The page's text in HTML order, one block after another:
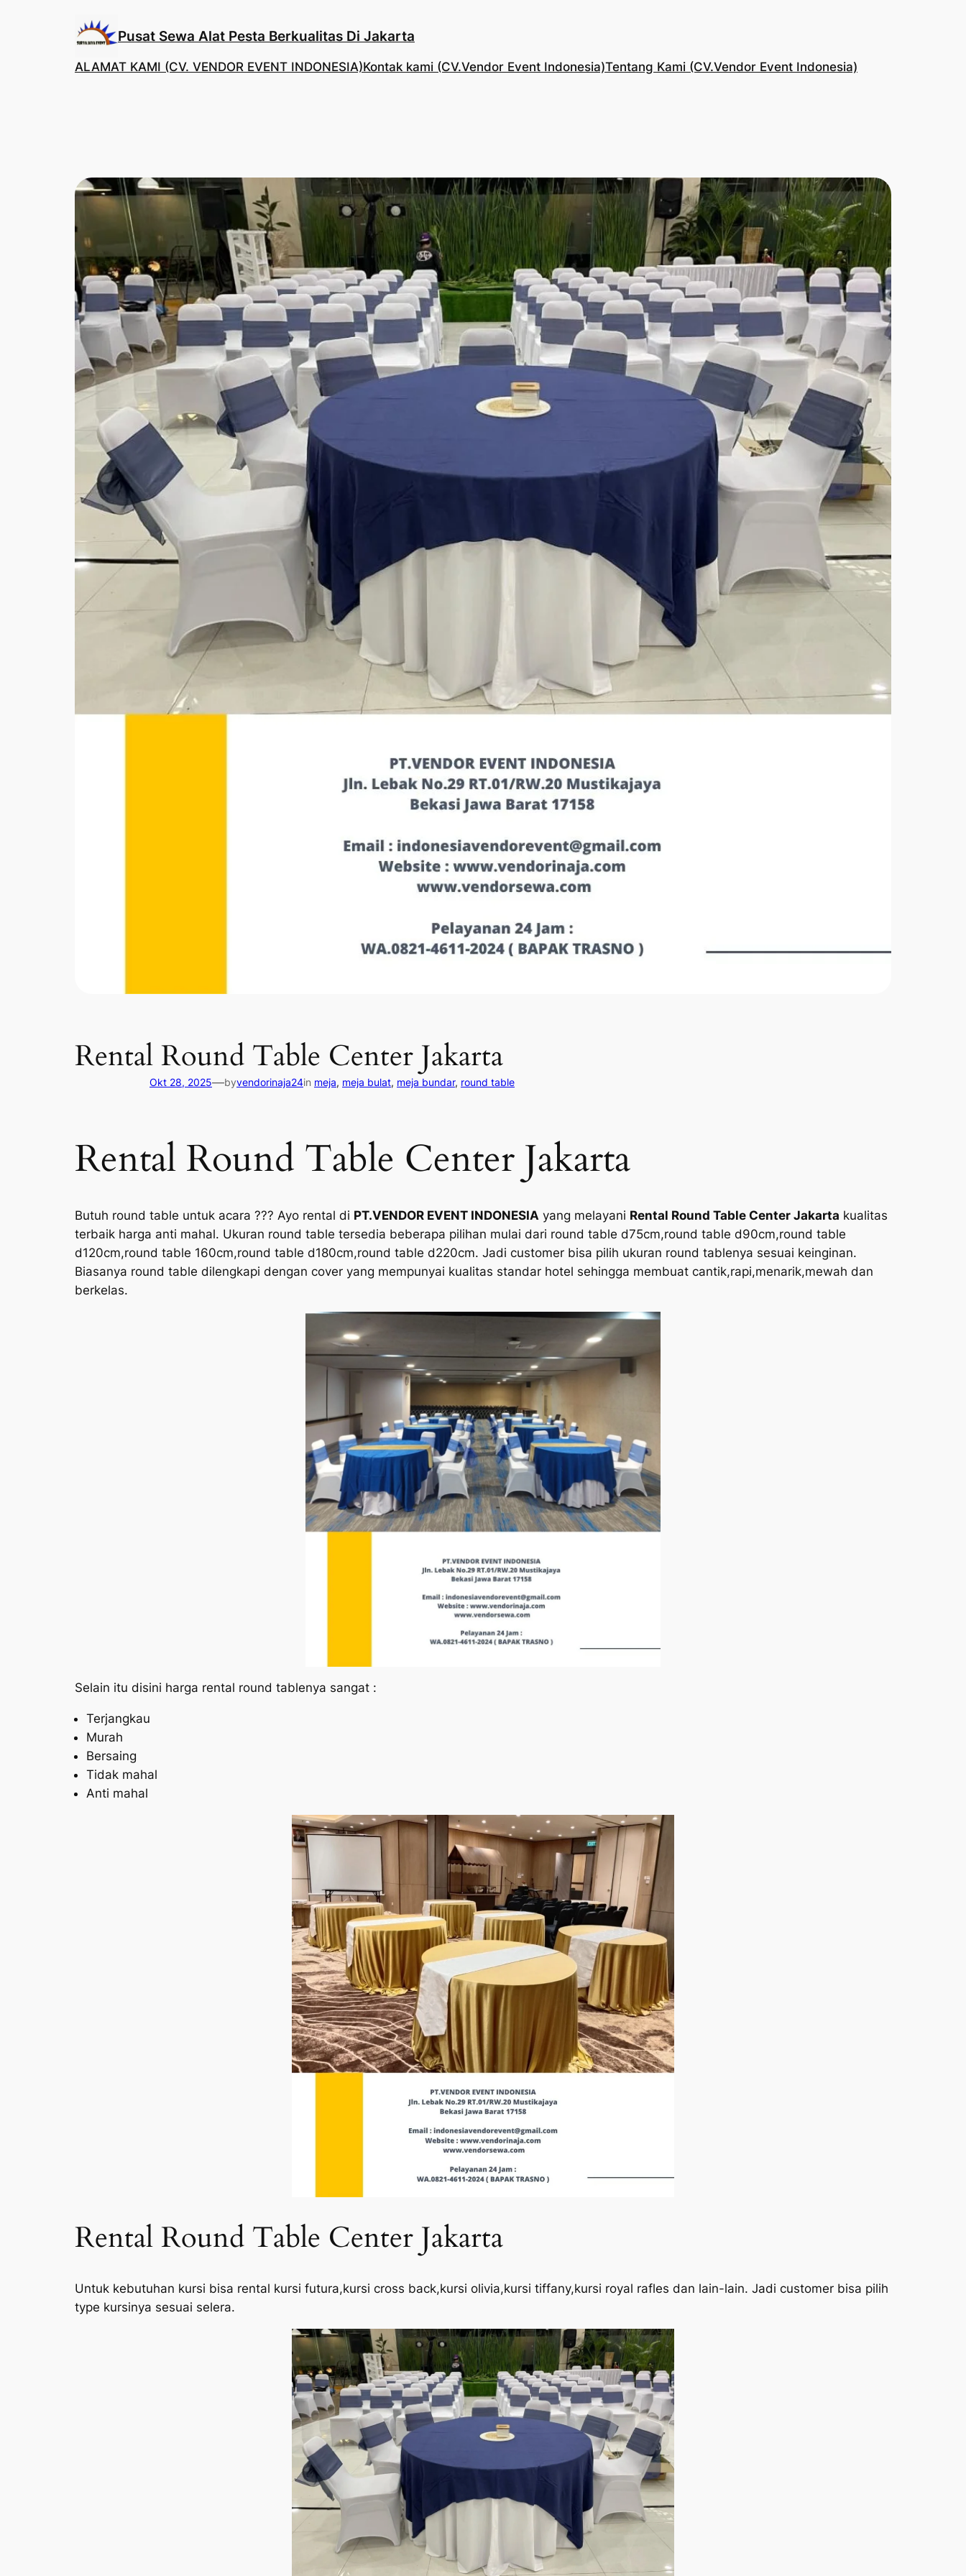
Pusat Sewa Alat Pesta Berkualitas Di Jakarta
ALAMAT KAMI (CV. VENDOR EVENT INDONESIA)Kontak kami (CV.Vendor Event Indonesia)Tentang Kami (CV.Vendor Event Indonesia)
Rental Round Table Center Jakarta
Okt 28, 2025—byvendorinaja24in meja, meja bulat, meja bundar, round table
Rental Round Table Center Jakarta
Butuh round table untuk acara ??? Ayo rental di PT.VENDOR EVENT INDONESIA yang melayani Rental Round Table Center Jakarta kualitas
terbaik harga anti mahal. Ukuran round table tersedia beberapa pilihan mulai dari round table d75cm,round table d90cm,round table
d120cm,round table 160cm,round table d180cm,round table d220cm. Jadi customer bisa pilih ukuran round tablenya sesuai keinginan.
Biasanya round table dilengkapi dengan cover yang mempunyai kualitas standar hotel sehingga membuat cantik,rapi,menarik,mewah dan
berkelas.
Selain itu disini harga rental round tablenya sangat :
Terjangkau
Murah
Bersaing
Tidak mahal
Anti mahal
Rental Round Table Center Jakarta
Untuk kebutuhan kursi bisa rental kursi futura,kursi cross back,kursi olivia,kursi tiffany,kursi royal rafles dan lain-lain. Jadi customer bisa pilih
type kursinya sesuai selera.